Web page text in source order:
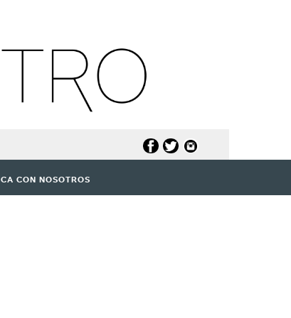
CON NOSOTROS